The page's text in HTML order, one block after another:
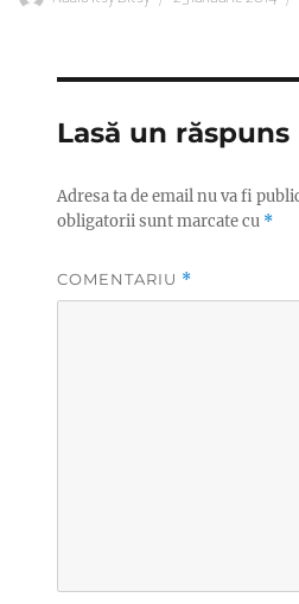
Lasă un răspuns
Adresa ta de email nu va fi
obligatorii sunt marcate cu *
COMENTARIU *